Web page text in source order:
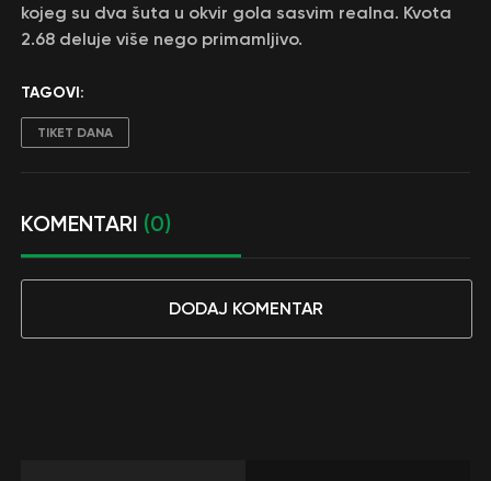
kojeg su dva šuta u okvir gola sasvim realna. Kvota
2.68 deluje više nego primamljivo.
TAGOVI:
TIKET DANA
KOMENTARI (0)
DODAJ KOMENTAR